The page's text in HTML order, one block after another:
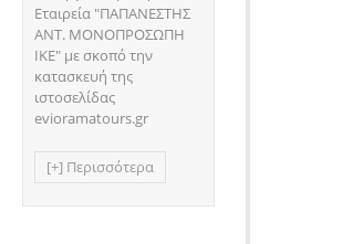
Εταιρεία "ΠΑΠΑΝΕΣΤΗΣ
ΑΝΤ. ΜΟΝΟΠΡΟΣΩΠΗ
ΙΚΕ" με σκοπό την
κατασκευή της
ιστοσελίδας
evioramatours.gr
[+] Περισσότερα